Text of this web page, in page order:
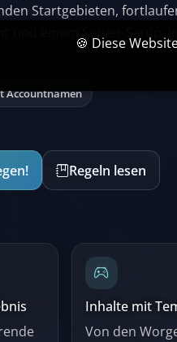
🍪 Diese
Startgebieten,
Accountnamen
Regeln lesen
Inhalte mit
Von den